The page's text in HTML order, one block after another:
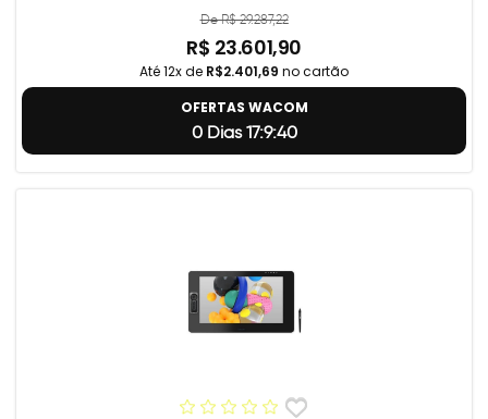
De R$ 29.287,22
R$ 23.601,90
Até 12x de R$2.401,69 no cartão
OFERTAS WACOM
0 Dias 17:9:39